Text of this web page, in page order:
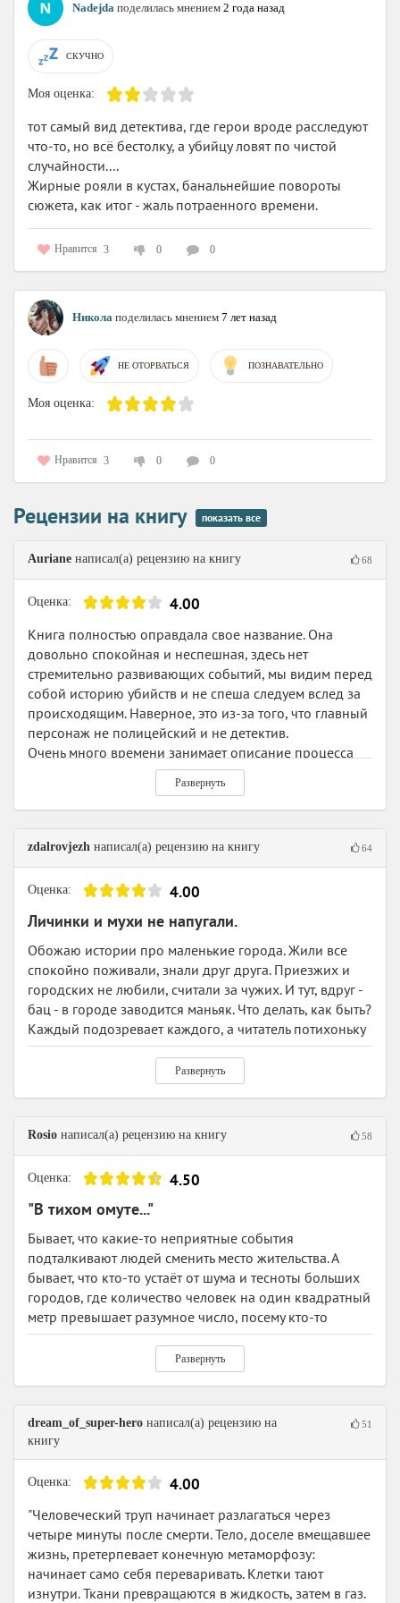
Nadejda поделилась мнением 2 года назад
СКУЧНО
Моя оценка:
тот самый вид детектива, где герои вроде расследуют
что-то, но всё бестолку, а убийцу ловят по чистой
случайности....
Жирные рояли в кустах, банальнейшие повороты
сюжета, как итог - жаль потраенного времени.
Нравится 3 0 0
Никола поделилась мнением 7 лет назад
НЕ ОТОРВАТЬСЯ ПОЗНАВАТЕЛЬНО
Моя оценка:
Нравится 3 0 0
Рецензии на книгу показать все
Auriane написал(а) рецензию на книгу 68
Оценка: 4.00
Книга полностью оправдала свое название. Она
довольно спокойная и неспешная, здесь нет
стремительно развивающих событий, мы видим перед
собой историю убийств и не спеша следуем вслед за
происходящим. Наверное, это из-за того, что главный
персонаж не полицейский и не детектив.
Очень много времени занимает описание процесса
трупного разложения. Автор так подробно все
описывает, что мне казалось, что я вижу перед собой
труп и чувствую омерзительную вонь от него вместе с
персонажами. Получилось неплохо.
Не смотря на то, что события происходят спокойно,
словно по расписанию и некоторые моменты можно
предугадать, книга мне понравилась. Я не напрягаясь
отложить её. Думаю, у этой серии есть потенциал.
Конец книги вышел немного банальным, кажется, где-
то я такое уже видела несколько раз, не могу
определиться, влияет ли это на моё послевкусие от
книги или нет.
Развернуть
zdalrovjezh написал(а) рецензию на книгу 64
Оценка: 4.00
Личинки и мухи не напугали.
Обожаю истории про маленькие города. Жили все
спокойно поживали, знали друг друга. Приезжих и
городских не любили, считали за чужих. И тут, вдруг -
бац - в городе заводится маньяк. Что делать, как быть?
Каждый подозревает каждого, а читатель потихоньку
начинает знакомиться со всеми жителями города, и
понимает, как всегда это бывает при близком
знакомстве с людьми, что половина населения города
угодно.
Но у жителей свое мнение. Они не доверяют чересчур
умным (читай по горшкам дежурным) личностям,
пытающимся ассимилироваться. Да-да, это я про тебя,
главный герой.
Даже то, что Дэвид Хантер - первоклассный аналитик
и сотрудничает с полицией не убеждает местных
жителей. И его карьера врача, кажется, окончена.
А может, и не только карьера.
Классный триллер с сумасшедшими, личинками и
всякими кошмарностями.
Развернуть
Rosio написал(а) рецензию на книгу 58
Оценка: 4.50
"В тихом омуте..."
Бывает, что какие-то неприятные события
подталкивают людей сменить место жительства. А
бывает, что кто-то устаёт от шума и тесноты больших
городов, где количество человек на один квадратный
метр превышает разумное число, посему кто-то
постоянно находится в поле границ личного
пространства, что крайне неприятно. А ещё бывает,
что ты что-то совершил нехорошее, и требуется куда-
внимания и осуждения. Что в первом, что во втором,
что в третьем случае, как правило, выбирается
глубинка - небольшое тихое местечко, где природа,
покой и размеренный темп жизни. Там даже время
как-будто течет иначе. Там все друг друга знают и все
друг у друга на виду. Этакая идеалистическая
картинка спокойной жизни почти наедине с
природой. Но в том-то и дело, что только картинка.
Как там говориться... "В тихом омуте черти водятся".
Развернуть
dream_of_super-hero написал(а) рецензию на
книгу
51
Оценка: 4.00
"Человеческий труп начинает разлагаться через
четыре минуты после смерти. Тело, доселе вмещавшее
жизнь, претерпевает конечную метаморфозу:
начинает само себя переваривать. Клетки тают
изнутри. Ткани превращаются в жидкость, затем в газ.